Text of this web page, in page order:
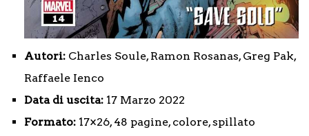
Autori: Charles Soule, Ramon Rosanas, Greg Pak,
Raffaele Ienco
Data di uscita: 17 Marzo 2022
Formato: 17×26, 48 pagine, colore, spillato